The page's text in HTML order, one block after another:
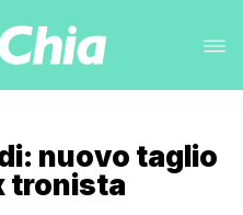
nuovo taglio
tronista